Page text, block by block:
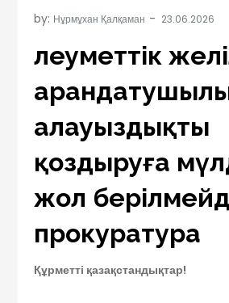
by: Нұрмұхан Қалқаман
Әлеуметтік
алауыздықты
қоздыруға
жол
прокуратура
Құрметті қазақстандықтар!